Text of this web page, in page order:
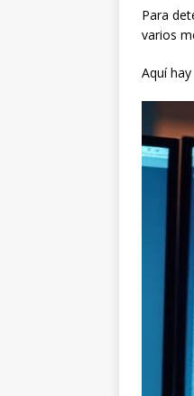
Para
varios
Aquí